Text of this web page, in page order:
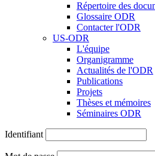
Répertoire des
Glossaire ODR
Contacter l'ODR
US-ODR
L'équipe
Organigramme
Actualités de l'ODR
Publications
Projets
Thèses et mémoires
Séminaires ODR
Identifiant